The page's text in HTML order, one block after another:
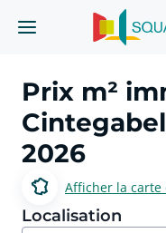
Prix m²
2026
Afficher la carte
Localisation